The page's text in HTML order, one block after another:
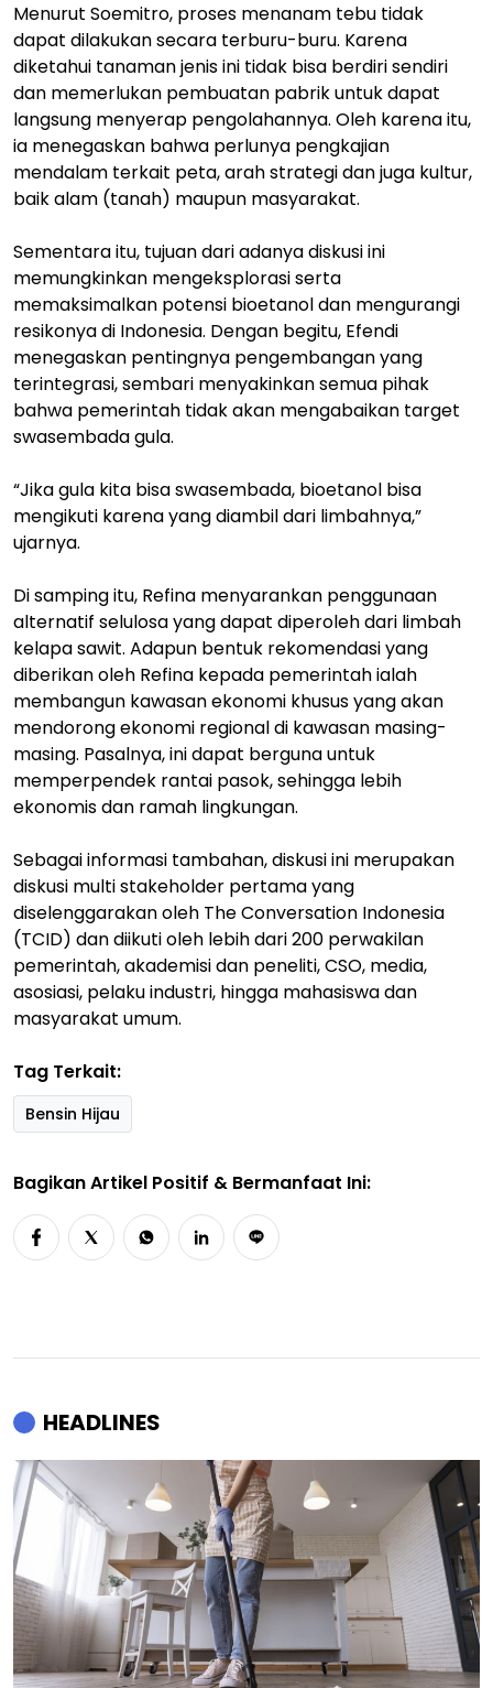
Menurut Soemitro, proses menanam tebu tidak
dapat dilakukan secara terburu-buru. Karena
diketahui tanaman jenis ini tidak bisa berdiri sendiri
dan memerlukan pembuatan pabrik untuk dapat
langsung menyerap pengolahannya. Oleh karena itu,
ia menegaskan bahwa perlunya pengkajian
mendalam terkait peta, arah strategi dan juga kultur,
baik alam (tanah) maupun masyarakat.
Sementara itu, tujuan dari adanya diskusi ini
memungkinkan mengeksplorasi serta
memaksimalkan potensi bioetanol dan mengurangi
resikonya di Indonesia. Dengan begitu, Efendi
menegaskan pentingnya pengembangan yang
terintegrasi, sembari menyakinkan semua pihak
bahwa pemerintah tidak akan mengabaikan target
swasembada gula.
“Jika gula kita bisa swasembada, bioetanol bisa
mengikuti karena yang diambil dari limbahnya,”
ujarnya.
Di samping itu, Refina menyarankan penggunaan
alternatif selulosa yang dapat diperoleh dari limbah
kelapa sawit. Adapun bentuk rekomendasi yang
diberikan oleh Refina kepada pemerintah ialah
membangun kawasan ekonomi khusus yang akan
mendorong ekonomi regional di kawasan masing-
masing. Pasalnya, ini dapat berguna untuk
memperpendek rantai pasok, sehingga lebih
ekonomis dan ramah lingkungan.
Sebagai informasi tambahan, diskusi ini merupakan
diskusi multi stakeholder pertama yang
diselenggarakan oleh The Conversation Indonesia
(TCID) dan diikuti oleh lebih dari 200 perwakilan
pemerintah, akademisi dan peneliti, CSO, media,
asosiasi, pelaku industri, hingga mahasiswa dan
masyarakat umum.
Tag Terkait:
Bensin Hijau
Bagikan Artikel Positif & Bermanfaat Ini:
HEADLINES